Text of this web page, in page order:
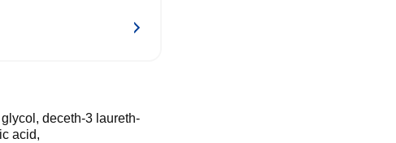
deceth-3 laureth-
acid,